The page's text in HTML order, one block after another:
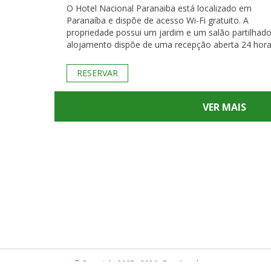
O Hotel Nacional Paranaiba está localizado em
Paranaíba e dispõe de acesso Wi-Fi gratuito. A
propriedade possui um jardim e um salão
alojamento dispõe de uma recepção aberta 24
RESERVAR
VER MAIS
© Copyright 2007 - 2026 · BrasiLocal